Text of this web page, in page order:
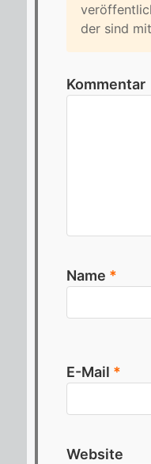
der sind mit
Kommentar
Name *
E-Mail *
Website